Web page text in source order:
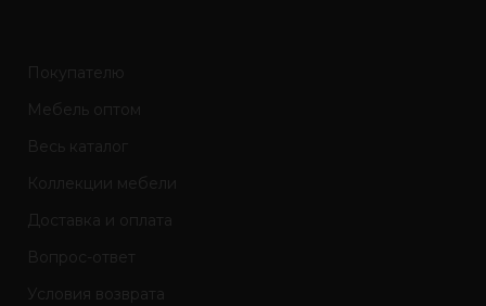
Покупателю
Мебель оптом
Весь каталог
Коллекции мебели
Доставка и оплата
Вопрос-ответ
Условия возврата